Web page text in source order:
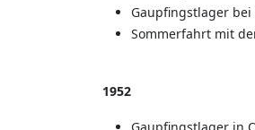
Gaupfingstlager
Sommerfahrt mit
1952